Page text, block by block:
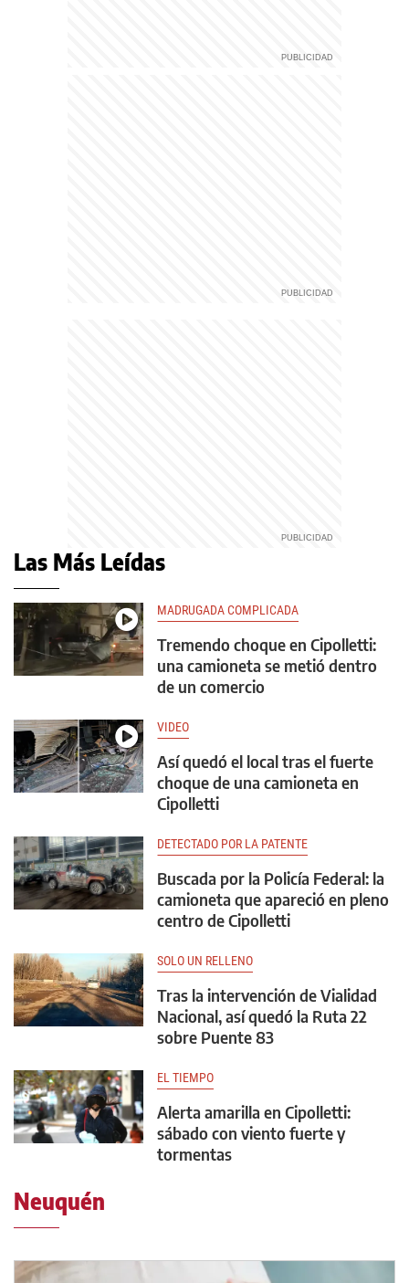
Las Más Leídas
MADRUGADA COMPLICADA
Tremendo choque en Cipolletti:
una camioneta se metió dentro
de un comercio
VIDEO
Así quedó el local tras el fuerte
choque de una camioneta en
Cipolletti
DETECTADO POR LA PATENTE
Buscada por la Policía Federal: la
camioneta que apareció en pleno
centro de Cipolletti
SOLO UN RELLENO
Tras la intervención de Vialidad
Nacional, así quedó la Ruta 22
sobre Puente 83
EL TIEMPO
Alerta amarilla en Cipolletti:
sábado con viento fuerte y
tormentas
Neuquén